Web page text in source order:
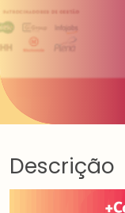
Descrição